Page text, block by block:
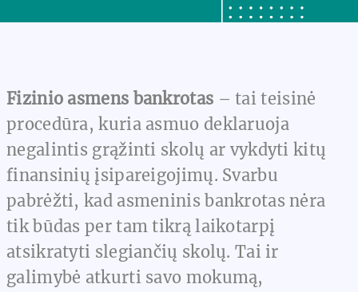
Fizinio asmens bankrotas – tai teisinė
procedūra, kuria asmuo deklaruoja
negalintis grąžinti skolų ar vykdyti kitų
finansinių įsipareigojimų. Svarbu
pabrėžti, kad asmeninis bankrotas nėra
tik būdas per tam tikrą laikotarpį
atsikratyti slegiančių skolų. Tai ir
galimybė atkurti savo mokumą,